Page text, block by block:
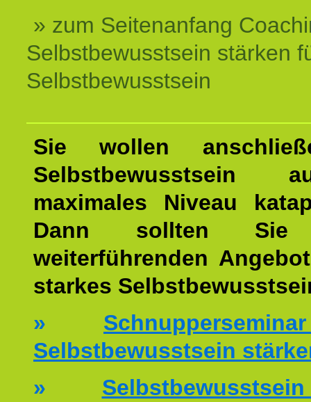
» zum Seitenanfang
Selbstbewusstsein stärken
Selbstbewusstsein
Sie wollen
Selbstbewusstsein
maximales Niveau
Dann sollten Sie
weiterführenden
starkes
»
Selbstbewusstsein
»